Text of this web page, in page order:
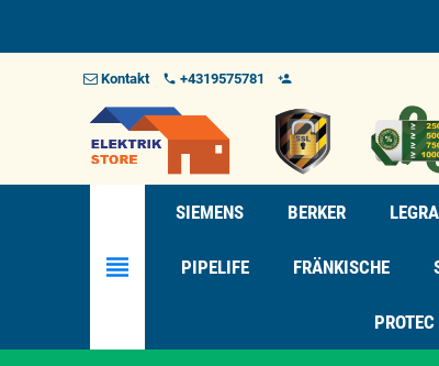
Kontakt phone +4319575781 person_add_alt_1
view_headline
SIEMENS BERKER
PIPELIFE FRÄNKISCHE
PROTEC